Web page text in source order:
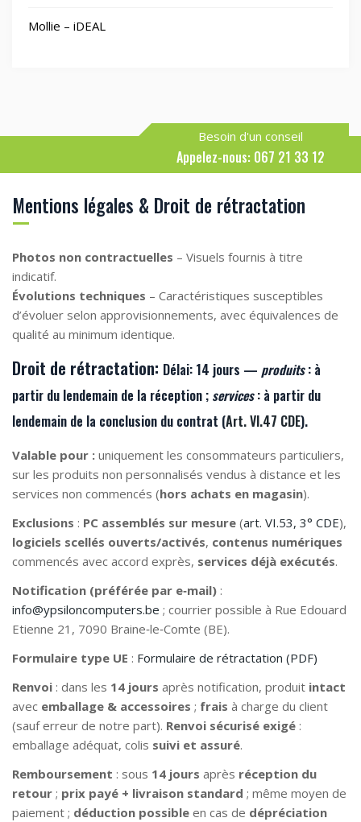
Mollie – iDEAL
Besoin d'un conseil
Appelez-nous: 067 21 33 12
Mentions légales & Droit de rétractation
Photos non contractuelles – Visuels fournis à titre
indicatif.
Évolutions techniques – Caractéristiques susceptibles
d’évoluer selon approvisionnements, avec équivalences de
qualité au minimum identique.
Droit de rétractation: Délai: 14 jours — produits: à
partir du lendemain de la réception ; services: à partir du
lendemain de la conclusion du contrat (Art. VI.47 CDE).
Valable pour : uniquement les consommateurs particuliers,
sur les produits non personnalisés vendus à distance et les
services non commencés (hors achats en magasin).
Exclusions : PC assemblés sur mesure (art. VI.53, 3° CDE),
logiciels scellés ouverts/activés, contenus numériques
commencés avec accord exprès, services déjà exécutés.
Notification (préférée par e‑mail) :
info@ypsiloncomputers.be ; courrier possible à Rue Edouard
Etienne 21, 7090 Braine‑le‑Comte (BE).
Formulaire type UE : Formulaire de rétractation (PDF)
Renvoi : dans les 14 jours après notification, produit intact
avec emballage & accessoires ; frais à charge du client
(sauf erreur de notre part). Renvoi sécurisé exigé :
emballage adéquat, colis suivi et assuré.
Remboursement : sous 14 jours après réception du
retour ; prix payé + livraison standard ; même moyen de
paiement ; déduction possible en cas de dépréciation